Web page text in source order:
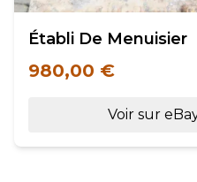
Établi De Menuisier
980,00 €
Voir sur